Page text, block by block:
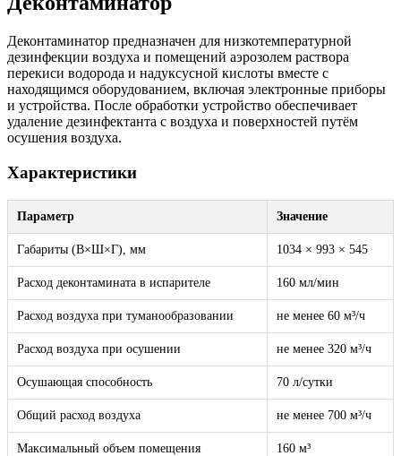
Деконтаминатор предназначен для низкотемпературной
дезинфекции воздуха и помещений аэрозолем раствора
перекиси водорода и надуксусной кислоты вместе с
находящимся оборудованием, включая электронные приборы
и устройства. После обработки устройство обеспечивает
удаление дезинфектанта с воздуха и поверхностей путём
осушения воздуха.
Характеристики
Параметр Значение
Габариты (В×Ш×Г), мм 1034 × 993 × 545
Расход деконтамината в испарителе 160 мл/мин
Расход воздуха при туманообразовании не менее 60 м³/ч
Расход воздуха при осушении не менее 320 м³/ч
Осушающая способность 70 л/сутки
Общий расход воздуха не менее 700 м³/ч
Максимальный объем помещения 160 м³